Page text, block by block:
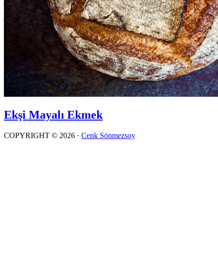
Ekşi Mayalı Ekmek
COPYRIGHT © 2026 · Cenk Sönmezsoy